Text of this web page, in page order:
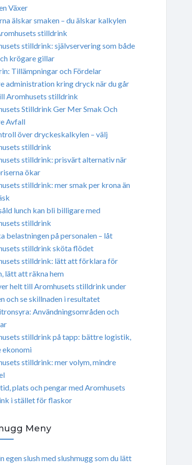
Växer
älskar smaken – du älskar kalkylen
stilldrink
stilldrink: självservering som både
krögare gillar
Tillämpningar och Fördelar
administration kring dryck när du går
Aromhusets stilldrink
Stilldrink Ger Mer Smak Och
Avfall
över dryckeskalkylen – välj
stilldrink
stilldrink: prisvärt alternativ när
ökar
stilldrink: mer smak per krona än
lunch kan bli billigare med
stilldrink
belastningen på personalen – låt
stilldrink sköta flödet
stilldrink: lätt att förklara för
lätt att räkna hem
helt till Aromhusets stilldrink under
och se skillnaden i resultatet
Användningsområden och
stilldrink på tapp: bättre logistik,
ekonomi
stilldrink: mer volym, mindre
plats och pengar med Aromhusets
i stället för flaskor
Meny
egen slush med slushmugg som du lätt